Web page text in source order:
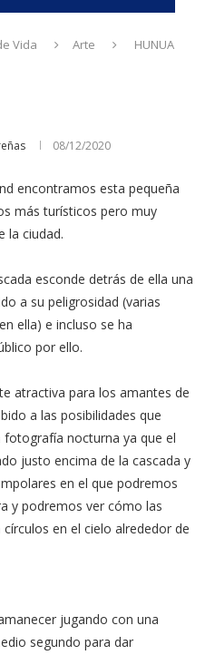
Vida Arte
HUNUA
08/12/2020
encontramos esta pequeña
más turísticos pero muy
la ciudad.
esconde detrás de ella una
a su peligrosidad (varias
ella) e incluso se ha
por ello.
atractiva para los amantes de
a las posibilidades que
nocturna ya que el
justo encima de la cascada y
en el que podremos
y podremos ver cómo las
en el cielo alrededor de
jugando con una
segundo para dar